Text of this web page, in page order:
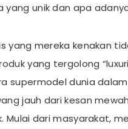
yang unik dan apa
yang mereka kenakan
yang tergolong
supermodel dunia
jauh dari kesan
Mulai dari masyarakat,